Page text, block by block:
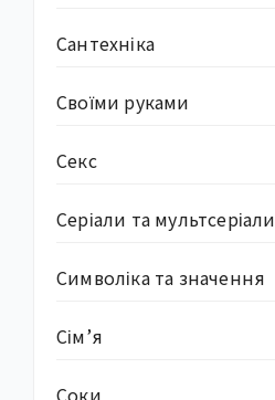
Сантехніка
Своїми руками
Секс
Серіали та мультсеріали
Символіка та значення
Сім’я